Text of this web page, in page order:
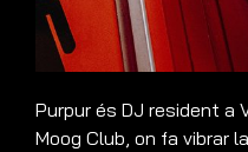
Purpur és DJ resident a
Moog Club, on fa vibrar